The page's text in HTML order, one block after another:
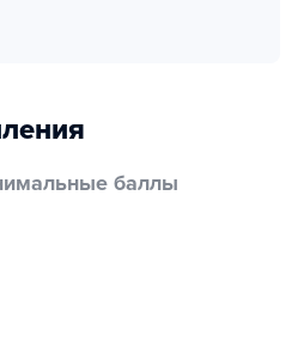
баллы